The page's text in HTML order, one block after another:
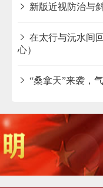
新版近视防治与
在太行与沅水间
心）
“桑拿天”来袭，